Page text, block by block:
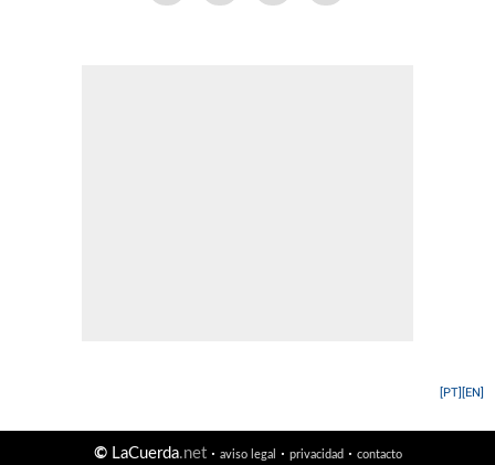
[EN]
[PT]
©LaCuerda.net· aviso legal · privacidad· contacto